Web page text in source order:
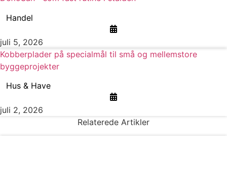
Handel
juli 5, 2026
Kobberplader på specialmål til små og mellemstore
byggeprojekter
Hus & Have
juli 2, 2026
Relaterede Artikler